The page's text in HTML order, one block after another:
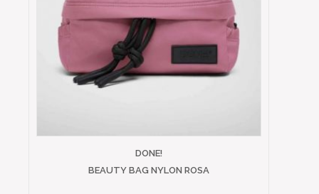
DONE!
BEAUTY BAG NYLON ROSA